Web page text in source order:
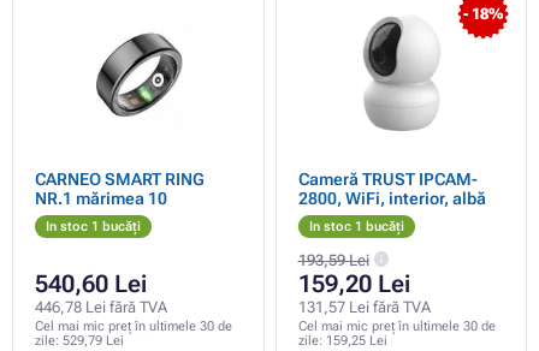
CARNEO SMART RING
NR.1 mărimea 10
In stoc 1 bucăți
540,60 Lei
446,78 Lei fără TVA
Cel mai mic preț în ultimele 30 de
zile: 529,79 Lei
- 18%
Cameră TRUST IPCAM-
2800, WiFi, interior, albă
In stoc 1 bucăți
193,59 Lei
159,20 Lei
131,57 Lei fără TVA
Cel mai mic preț în ultimele 30 de
zile: 159,25 Lei